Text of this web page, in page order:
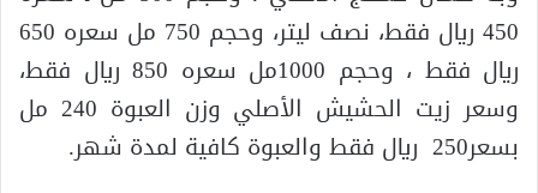
450 ريال فقط، نصف ليتر، وحجم 750 مل سعره 650
ريال فقط ، وحجم 1000مل سعره 850 ريال فقط،
وسعر زيت الحشيش الأصلي وزن العبوة 240 مل
بسعر250 ريال فقط والعبوة كافية لمدة شهر.